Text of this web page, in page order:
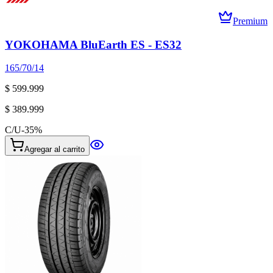
Premium
YOKOHAMA BluEarth ES - ES32
165/70/14
$ 599.999
$ 389.999
C/U-35%
Agregar al carrito